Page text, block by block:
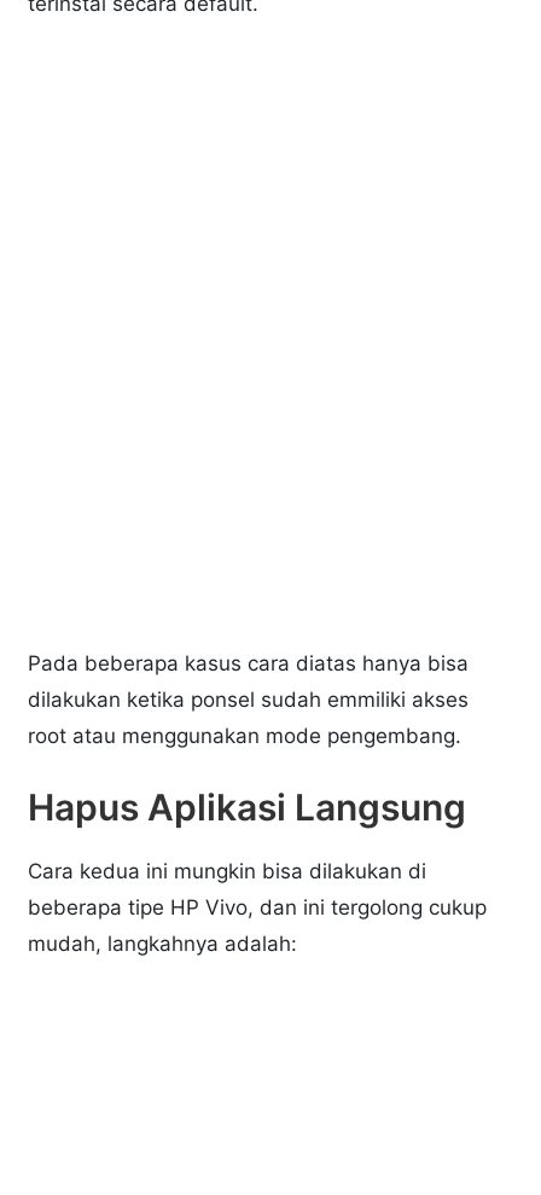
Pada beberapa kasus cara diatas hanya bisa
dilakukan ketika ponsel sudah emmiliki akses
root atau menggunakan mode pengembang.
Hapus Aplikasi Langsung
Cara kedua ini mungkin bisa dilakukan di
beberapa tipe HP Vivo, dan ini tergolong cukup
mudah, langkahnya adalah: